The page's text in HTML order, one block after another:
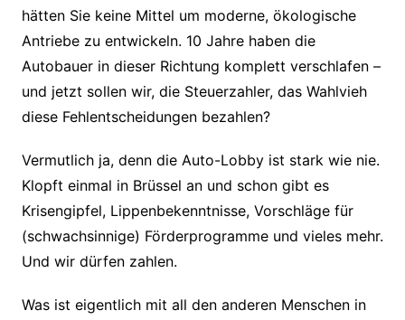
hätten Sie keine Mittel um moderne, ökologische
Antriebe zu entwickeln. 10 Jahre haben die
Autobauer in dieser Richtung komplett verschlafen –
und jetzt sollen wir, die Steuerzahler, das Wahlvieh
diese Fehlentscheidungen bezahlen?
Vermutlich ja, denn die Auto-Lobby ist stark wie nie.
Klopft einmal in Brüssel an und schon gibt es
Krisengipfel, Lippenbekenntnisse, Vorschläge für
(schwachsinnige) Förderprogramme und vieles mehr.
Und wir dürfen zahlen.
Was ist eigentlich mit all den anderen Menschen in